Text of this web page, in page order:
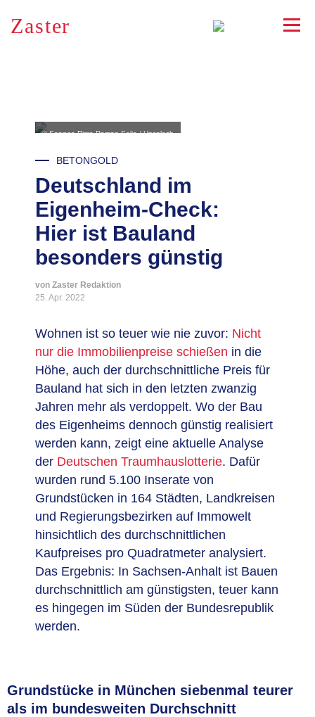
RSS
Zaster
© Sangga Rima Roman Selia / Unsplash
BETONGOLD
Deutschland im
Eigenheim-Check:
Hier ist Bauland
besonders günstig
von Zaster Redaktion
25. Apr. 2022
Wohnen ist so teuer wie nie zuvor: Nicht
nur die Immobilienpreise schießen in die
Höhe, auch der durchschnittliche Preis für
Bauland hat sich in den letzten zwanzig
Jahren mehr als verdoppelt. Wo der Bau
des Eigenheims dennoch günstig realisiert
werden kann, zeigt eine aktuelle Analyse
der Deutschen Traumhauslotterie. Dafür
wurden rund 5.100 Inserate von
Grundstücken in 164 Städten, Landkreisen
und Regierungsbezirken auf Immowelt
hinsichtlich des durchschnittlichen
Kaufpreises pro Quadratmeter analysiert.
Das Ergebnis: In Sachsen-Anhalt ist Bauen
durchschnittlich am günstigsten, teuer kann
es hingegen im Süden der Bundesrepublik
werden.
Grundstücke in München siebenmal teurer
als im bundesweiten Durchschnitt